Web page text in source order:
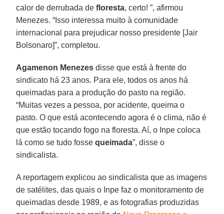
calor de derrubada defloresta, certo! ”, afirmou
Menezes. “Isso interessa muito à comunidade
internacional para prejudicar nosso presidente [Jair
Bolsonaro]”, completou.
Agamenon Menezes disse que está à frente do
sindicato há 23 anos. Para ele, todos os anos há
queimadas para a produção do pasto na região.
“Muitas vezes a pessoa, por acidente, queima o
pasto. O que está acontecendo agora é o clima, não é
que estão tocando fogo na floresta. Aí, o Inpe coloca
lá como se tudo fossequeimada”, disse o
sindicalista.
A reportagem explicou ao sindicalista que as imagens
de satélites, das quais o Inpe faz o monitoramento de
queimadas desde 1989, e as fotografias produzidas